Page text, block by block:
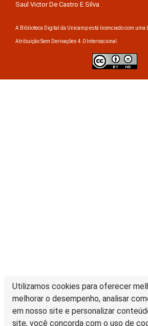
Utilizamos cookies para oferecer
melhorar o desempenho, analisar
em nosso site e personalizar
site, você concorda com o uso de
Saul Victor De Castro E Silva
A Biblioteca Digital da Unicamp está licenciado com uma
Atribuição Sem Derivações 4.0 Internacional